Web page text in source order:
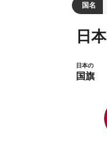
国名
日本
日本の
国旗